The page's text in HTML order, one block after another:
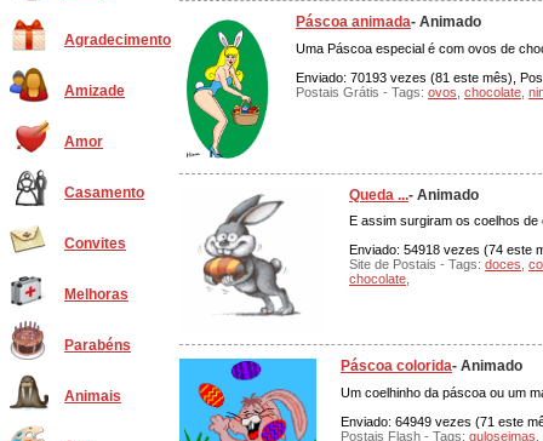
Agradecimento
Amizade
Amor
Casamento
Convites
Melhoras
Parabéns
Animais
Páscoa animada- Animado
Uma Páscoa especial é com ovos de
Enviado: 70193 vezes (81 este mês),
Postais Grátis - Tags: ovos chocolate
Queda ...- Animado
E assim surgiram os coelhos
Enviado: 54918 vezes (74 este
Site de Postais - Tags: doces
chocolate
Páscoa colorida- Animado
Um coelhinho da páscoa ou um
Enviado: 64949 vezes (71 este
Postais Flash - Tags: guloseimas